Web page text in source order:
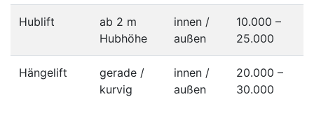
Hublift
ab 2 m
Hubhöhe
innen /
außen
10.000 –
25.000
Hängelift
gerade /
kurvig
innen /
außen
20.000 –
30.000